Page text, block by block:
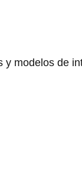
y modelos de